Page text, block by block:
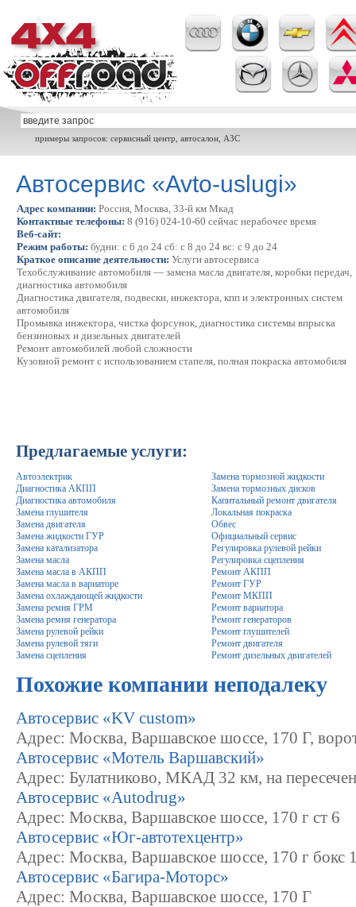
примеры запросов: сервисный центр, автосалон, АЗС
Автосервис «Avto-uslugi»
Адрес компании: Россия, Москва, 33-й км Мкад
Контактные телефоны: 8 (916) 024-10-60 сейчас нерабочее время
Веб-сайт:
Режим работы: будни: с 6 до 24 сб: с 8 до 24 вс: с 9 до 24
Краткое описание деятельности: Услуги автосервиса
Техобслуживание автомобиля — замена масла двигателя, коробки передач,
диагностика автомобиля
Диагностика двигателя, подвески, инжектора, кпп и электронных систем
автомобиля
Промывка инжектора, чистка форсунок, диагностика системы впрыска
бензиновых и дизельных двигателей
Ремонт автомобилей любой сложности
Кузовной ремонт с использованием стапеля, полная покраска автомобиля
Предлагаемые услуги:
Автоэлектрик
Диагностика АКПП
Диагностика автомобиля
Замена глушителя
Замена двигателя
Замена жидкости ГУР
Замена катализатора
Замена масла
Замена масла в АКПП
Замена масла в вариаторе
Замена охлаждающей жидкости
Замена ремня ГРМ
Замена ремня генератора
Замена рулевой рейки
Замена рулевой тяги
Замена сцепления
Замена тормозной жидкости
Замена тормозных дисков
Капитальный ремонт двигателя
Локальная покраска
Обвес
Официальный сервис
Регулировка рулевой рейки
Регулировка сцепления
Ремонт АКПП
Ремонт ГУР
Ремонт МКПП
Ремонт вариатора
Ремонт генераторов
Ремонт глушителей
Ремонт двигателя
Ремонт дизельных двигателей
Похожие компании неподалеку
Автосервис «KV custom»
Адрес: Москва, Варшавское шоссе, 170 Г,
Автосервис «Мотель Варшавский»
Адрес: Булатниково, МКАД 32 км, на
Автосервис «Autodrug»
Адрес: Москва, Варшавское шоссе, 170 г ст 6
Автосервис «Юг-автотехцентр»
Адрес: Москва, Варшавское шоссе, 170 г бокс
Автосервис «Багира-Моторс»
Адрес: Москва, Варшавское шоссе, 170 Г